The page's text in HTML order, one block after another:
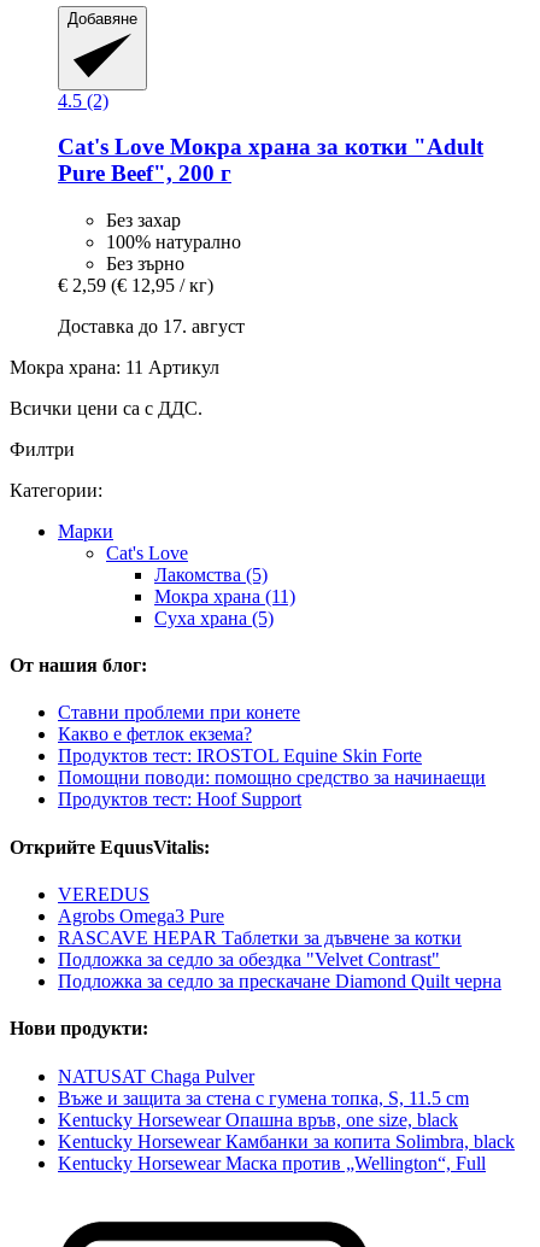
Добавяне
4.5 (2)
Cat's Love Мокра храна за котки "Adult
Pure Beef", 200 г
Без захар
100% натурално
Без зърно
€ 2,59 (€ 12,95 / кг)
Доставка до 17. август
Мокра храна: 11 Артикул
Всички цени са с ДДС.
Филтри
Категории:
Марки
Cat's Love
Лакомства (5)
Мокра храна (11)
Суха храна (5)
От нашия блог:
Ставни проблеми при конете
Какво е фетлок екзема?
Продуктов тест: IROSTOL Equine Skin Forte
Помощни поводи: помощно средство за начинаещи
Продуктов тест: Hoof Support
Открийте EquusVitalis:
VEREDUS
Agrobs Omega3 Pure
RASCAVE HEPAR Таблетки за дъвчене за котки
Подложка за седло за обездка "Velvet Contrast"
Подложка за седло за прескачане Diamond Quilt черна
Нови продукти:
NATUSAT Chaga Pulver
Въже и защита за стена с гумена топка, S, 11.5 cm
Kentucky Horsewear Опашна връв, one size, black
Kentucky Horsewear Камбанки за копита Solimbra, black
Kentucky Horsewear Маска против „Wellington“, Full